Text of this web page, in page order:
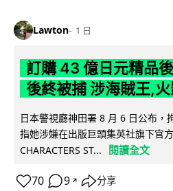
Lawton 1 日
訂購 43 億日元精品
後終被捕 涉海賊王,
日本警視廳神田署 8 月 6 日公布，
指她涉嫌在出版巨頭集英社旗下官
CHARACTERS ST...
閱讀全文
70 9 ↗ 分享